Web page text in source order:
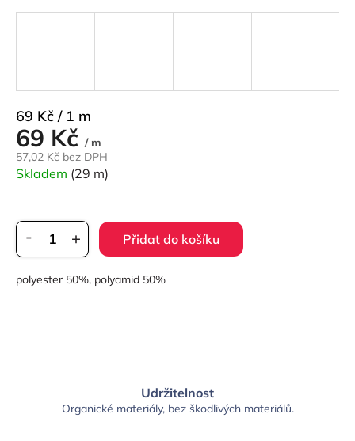
69 Kč / m
57,02 Kč bez DPH
Měrná
cena:
69 Kč / 1 m
Skladem (29 m)
Přidat do košíku
polyester 50%, polyamid 50%
Udržitelnost
Organické materiály, bez škodlivých materiálů.